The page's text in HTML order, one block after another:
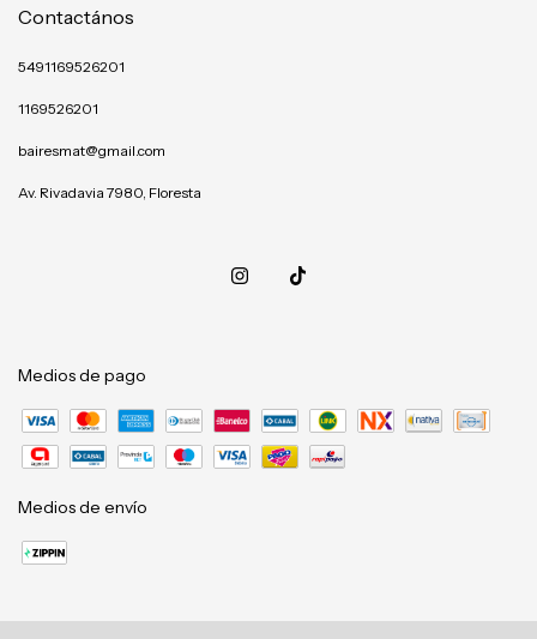
Contactános
5491169526201
1169526201
bairesmat@gmail.com
Av. Rivadavia 7980, Floresta
Medios de pago
Medios de envío